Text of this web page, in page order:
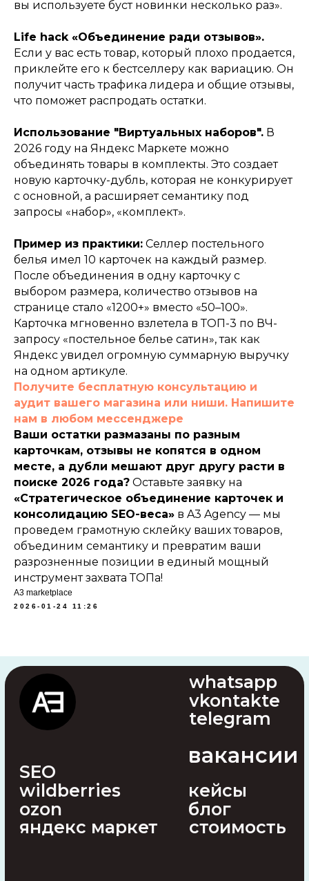
вы используете буст новинки несколько раз».
Life hack «Объединение ради отзывов».
Если у вас есть товар, который плохо продается,
приклейте его к бестселлеру как вариацию. Он
получит часть трафика лидера и общие отзывы,
что поможет распродать остатки.
Использование "Виртуальных наборов". В
2026 году на Яндекс Маркете можно
объединять товары в комплекты. Это создает
новую карточку-дубль, которая не конкурирует
с основной, а расширяет семантику под
запросы «набор», «комплект».
Пример из практики: Селлер постельного
белья имел 10 карточек на каждый размер.
После объединения в одну карточку с
выбором размера, количество отзывов на
странице стало «1200+» вместо «50–100».
Карточка мгновенно взлетела в ТОП-3 по ВЧ-
запросу «постельное белье сатин», так как
Яндекс увидел огромную суммарную выручку
на одном артикуле.
Получите бесплатную консультацию и
аудит вашего магазина или ниши. Напишите
нам в любом мессенджере
Ваши остатки размазаны по разным
карточкам, отзывы не копятся в одном
месте, а дубли мешают друг другу расти в
поиске 2026 года? Оставьте заявку на
«Стратегическое объединение карточек и
консолидацию SEO-веса» в A3 Agency — мы
проведем грамотную склейку ваших товаров,
объединим семантику и превратим ваши
разрозненные позиции в единый мощный
инструмент захвата ТОПа!
A3 marketplace
2026-01-24 11:26
237000820219
написать нам
политика конфиденциальности